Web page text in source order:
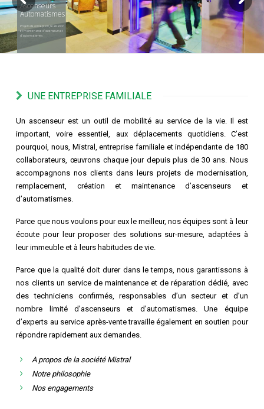
Ascenseurs
Automatismes
Projets de conception, réalisation
et maintenance d’ascenseurs et
d’automatismes
UNE ENTREPRISE FAMILIALE
Un ascenseur est un outil de mobilité au service de la vie. Il est
important, voire essentiel, aux déplacements quotidiens. C’est
pourquoi, nous, Mistral, entreprise familiale et indépendante de 180
collaborateurs, œuvrons chaque jour depuis plus de 30 ans. Nous
accompagnons nos clients dans leurs projets de modernisation,
remplacement, création et maintenance d’ascenseurs et
d’automatismes.
Parce que nous voulons pour eux le meilleur, nos équipes sont à leur
écoute pour leur proposer des solutions sur-mesure, adaptées à
leur immeuble et à leurs habitudes de vie.
Parce que la qualité doit durer dans le temps, nous garantissons à
nos clients un service de maintenance et de réparation dédié, avec
des techniciens confirmés, responsables d’un secteur et d’un
nombre limité d’ascenseurs et d'automatismes. Une équipe
d’experts au service après-vente travaille également en soutien pour
répondre rapidement aux demandes.
A propos de la société Mistral
Notre philosophie
Nos engagements